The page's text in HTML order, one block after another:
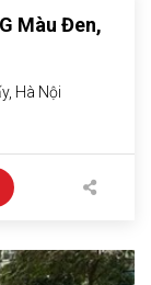
Màu Đen,
Hà Nội